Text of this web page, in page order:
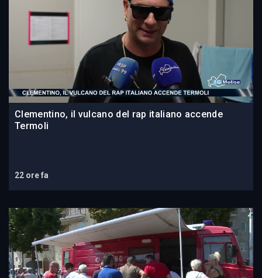
Clementino, il vulcano del rap italiano accende
Termoli
22 ore fa